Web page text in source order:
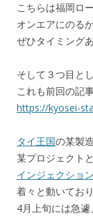
こちらは福岡ロ
オンエアにのる
ぜひタイミング
そして３つ目と
これも前回の記
https://kyosei-
タイ王国の某製
某プロジェクト
インジェクショ
着々と動いており
4月上旬には急遽、